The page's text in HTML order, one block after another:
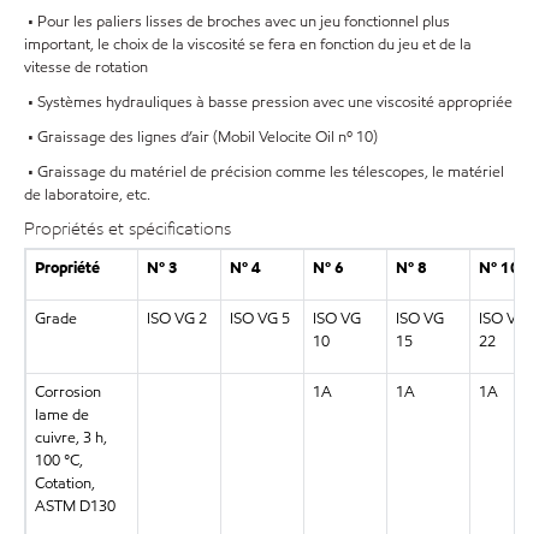
• Pour les paliers lisses de broches avec un jeu fonctionnel plus
important, le choix de la viscosité se fera en fonction du jeu et de la
vitesse de rotation
• Systèmes hydrauliques à basse pression avec une viscosité appropriée
• Graissage des lignes d’air (Mobil Velocite Oil nº 10)
• Graissage du matériel de précision comme les télescopes, le matériel
de laboratoire, etc.
Propriétés et spécifications
Propriété Nº 3 Nº 4 Nº 6 Nº 8 Nº 10
Grade ISO VG 2 ISO VG 5
ISO VG
10
ISO VG
15
ISO VG
22
Corrosion
lame de
cuivre, 3 h,
100 °C,
Cotation,
ASTM D130
1A 1A 1A